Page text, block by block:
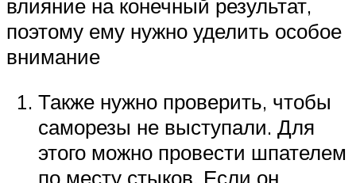
влияние на конечный результат,
поэтому ему нужно уделить особое
внимание
Также нужно проверить, чтобы
саморезы не выступали. Для
этого можно провести шпателем
по месту стыков. Если он